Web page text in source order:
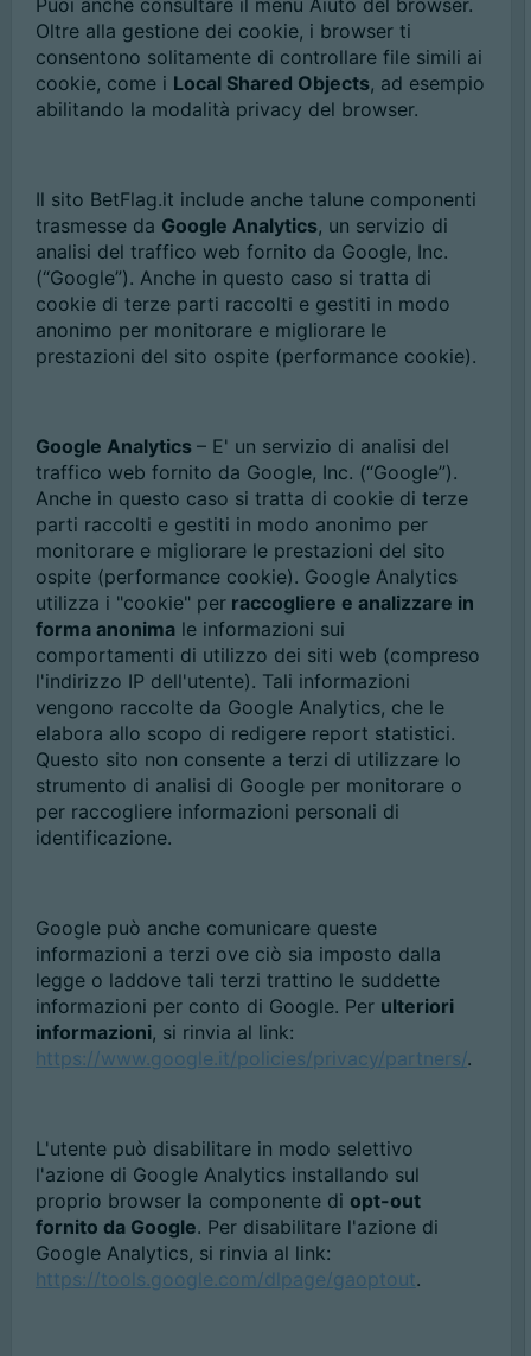
Puoi anche consultare il menu Aiuto del browser.
Oltre alla gestione dei cookie, i browser ti
consentono solitamente di controllare file simili ai
cookie, come i Local Shared Objects, ad esempio
abilitando la modalità privacy del browser.
Il sito BetFlag.it include anche talune componenti
trasmesse da Google Analytics, un servizio di
analisi del traffico web fornito da Google, Inc.
(“Google”). Anche in questo caso si tratta di
cookie di terze parti raccolti e gestiti in modo
anonimo per monitorare e migliorare le
prestazioni del sito ospite (performance cookie).
Google Analytics – E' un servizio di analisi del
traffico web fornito da Google, Inc. (“Google”).
Anche in questo caso si tratta di cookie di terze
parti raccolti e gestiti in modo anonimo per
monitorare e migliorare le prestazioni del sito
ospite (performance cookie). Google Analytics
utilizza i "cookie" per raccogliere e analizzare in
forma anonima le informazioni sui
comportamenti di utilizzo dei siti web (compreso
l'indirizzo IP dell'utente). Tali informazioni
vengono raccolte da Google Analytics, che le
elabora allo scopo di redigere report statistici.
Questo sito non consente a terzi di utilizzare lo
strumento di analisi di Google per monitorare o
per raccogliere informazioni personali di
identificazione.
Google può anche comunicare queste
informazioni a terzi ove ciò sia imposto dalla
legge o laddove tali terzi trattino le suddette
informazioni per conto di Google. Per ulteriori
informazioni, si rinvia al link:
https://www.google.it/policies/privacy/partners/.
L'utente può disabilitare in modo selettivo
l'azione di Google Analytics installando sul
proprio browser la componente di opt-out
fornito da Google. Per disabilitare l'azione di
Google Analytics, si rinvia al link:
https://tools.google.com/dlpage/gaoptout.